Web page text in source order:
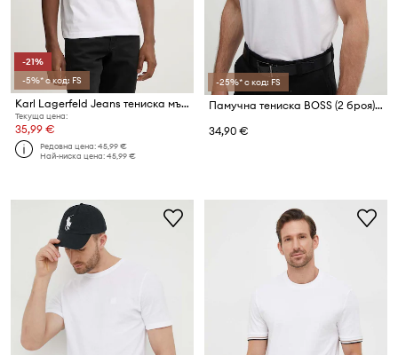
-21%
-5%* с код: FS
Karl Lagerfeld Jeans тениска мъжка от памук
Текуща цена:
35,99 €
Редовна цена:45,99 €
Най-ниска цена:45,99 €
-25%* с код: FS
Памучна тениска BOSS (2 броя) TShirtRN 2P Comfort
34,90 €